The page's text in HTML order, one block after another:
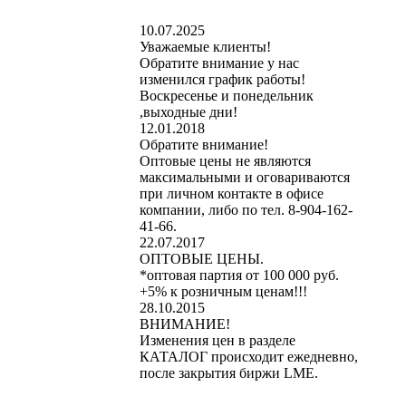
10.07.2025
Уважаемые клиенты!
Обратите внимание у нас
изменился график работы!
Воскресенье и понедельник
,выходные дни!
12.01.2018
Обратите внимание!
Оптовые цены не являются
максимальными и оговариваются
при личном контакте в офисе
компании, либо по тел. 8-904-162-
41-66.
22.07.2017
ОПТОВЫЕ ЦЕНЫ.
*оптовая партия от 100 000 руб.
+5% к розничным ценам!!!
28.10.2015
ВНИМАНИЕ!
Изменения цен в разделе
КАТАЛОГ происходит ежедневно,
после закрытия биржи LME.